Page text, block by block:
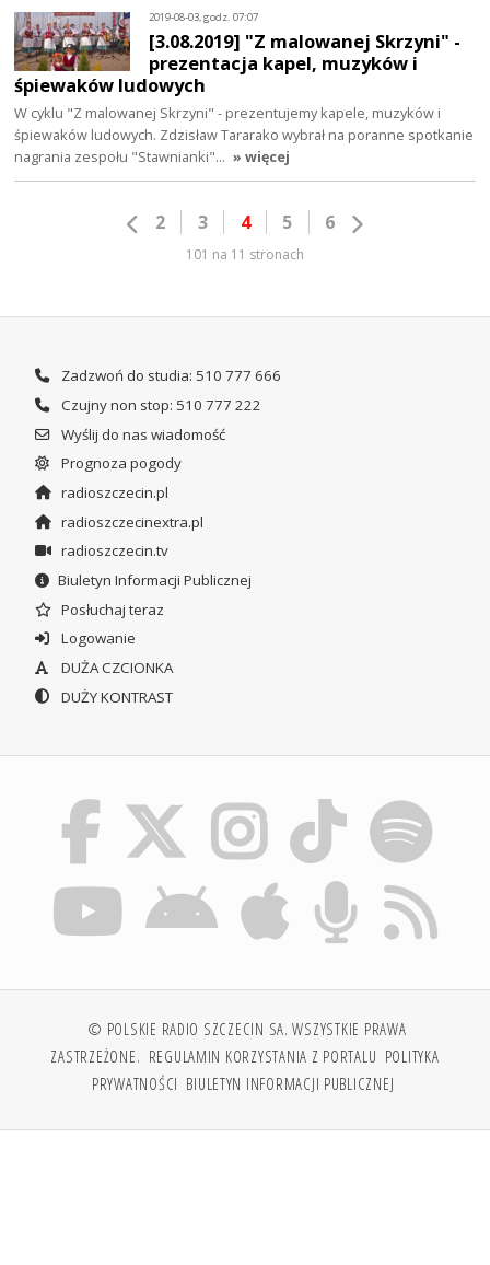
2019-08-03, godz. 07:07
[3.08.2019] "Z malowanej Skrzyni" -
prezentacja kapel, muzyków i
śpiewaków ludowych
W cyklu "Z malowanej Skrzyni" - prezentujemy kapele, muzyków i
śpiewaków ludowych. Zdzisław Tararako wybrał na poranne spotkanie
nagrania zespołu "Stawnianki"… » więcej
2 3 4 5 6
101 na 11 stronach
Zadzwoń do studia: 510 777 666
Czujny non stop: 510 777 222
Wyślij do nas wiadomość
Prognoza pogody
radioszczecin.pl
radioszczecinextra.pl
radioszczecin.tv
Biuletyn Informacji Publicznej
Posłuchaj teraz
Logowanie
DUŻA CZCIONKA
DUŻY KONTRAST
© POLSKIE RADIO SZCZECIN SA. WSZYSTKIE PRAWA
ZASTRZEŻONE. REGULAMIN KORZYSTANIA Z PORTALU POLITYKA
PRYWATNOŚCI BIULETYN INFORMACJI PUBLICZNEJ